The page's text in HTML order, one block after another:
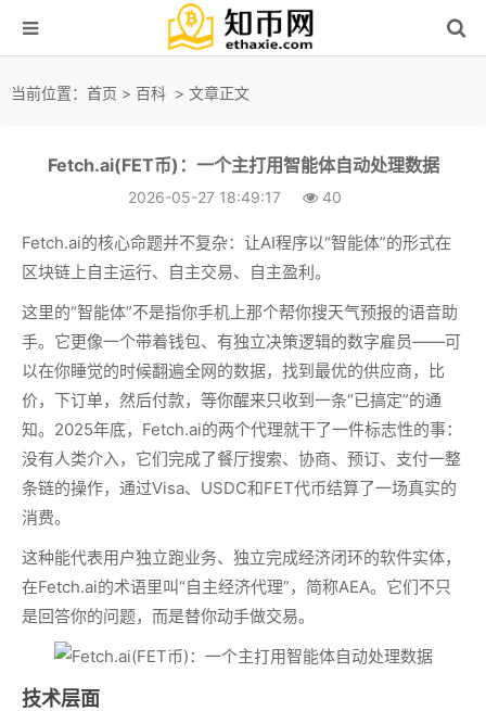
当前位置： 首页 > 百科 > 文章正文
Fetch.ai(FET币)：一个主打用智能体自动处理数据
2026-05-27 18:49:17 40
Fetch.ai的核心命题并不复杂：让AI程序以“智能体”的形式在
区块链上自主运行、自主交易、自主盈利。
这里的“智能体”不是指你手机上那个帮你搜天气预报的语音助
手。它更像一个带着钱包、有独立决策逻辑的数字雇员——可
以在你睡觉的时候翻遍全网的数据，找到最优的供应商，比
价，下订单，然后付款，等你醒来只收到一条“已搞定”的通
知。2025年底，Fetch.ai的两个代理就干了一件标志性的事：
没有人类介入，它们完成了餐厅搜索、协商、预订、支付一整
条链的操作，通过Visa、USDC和FET代币结算了一场真实的
消费。
这种能代表用户独立跑业务、独立完成经济闭环的软件实体，
在Fetch.ai的术语里叫“自主经济代理”，简称AEA。它们不只
是回答你的问题，而是替你动手做交易。
技术层面